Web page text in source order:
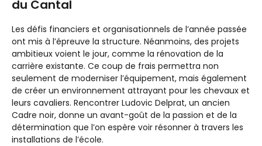
du Cantal
Les défis financiers et organisationnels de l’année passée
ont mis à l’épreuve la structure. Néanmoins, des projets
ambitieux voient le jour, comme la rénovation de la
carrière existante. Ce coup de frais permettra non
seulement de moderniser l’équipement, mais également
de créer un environnement attrayant pour les chevaux et
leurs cavaliers. Rencontrer Ludovic Delprat, un ancien
Cadre noir, donne un avant-goût de la passion et de la
détermination que l’on espère voir résonner à travers les
installations de l’école.